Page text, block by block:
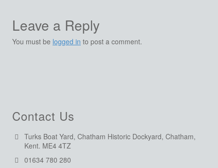
Leave a Reply
You must be logged in to post a comment.
Contact Us
Turks Boat Yard, Chatham Historic Dockyard, Chatham,
Kent. ME4 4TZ
01634 780 280